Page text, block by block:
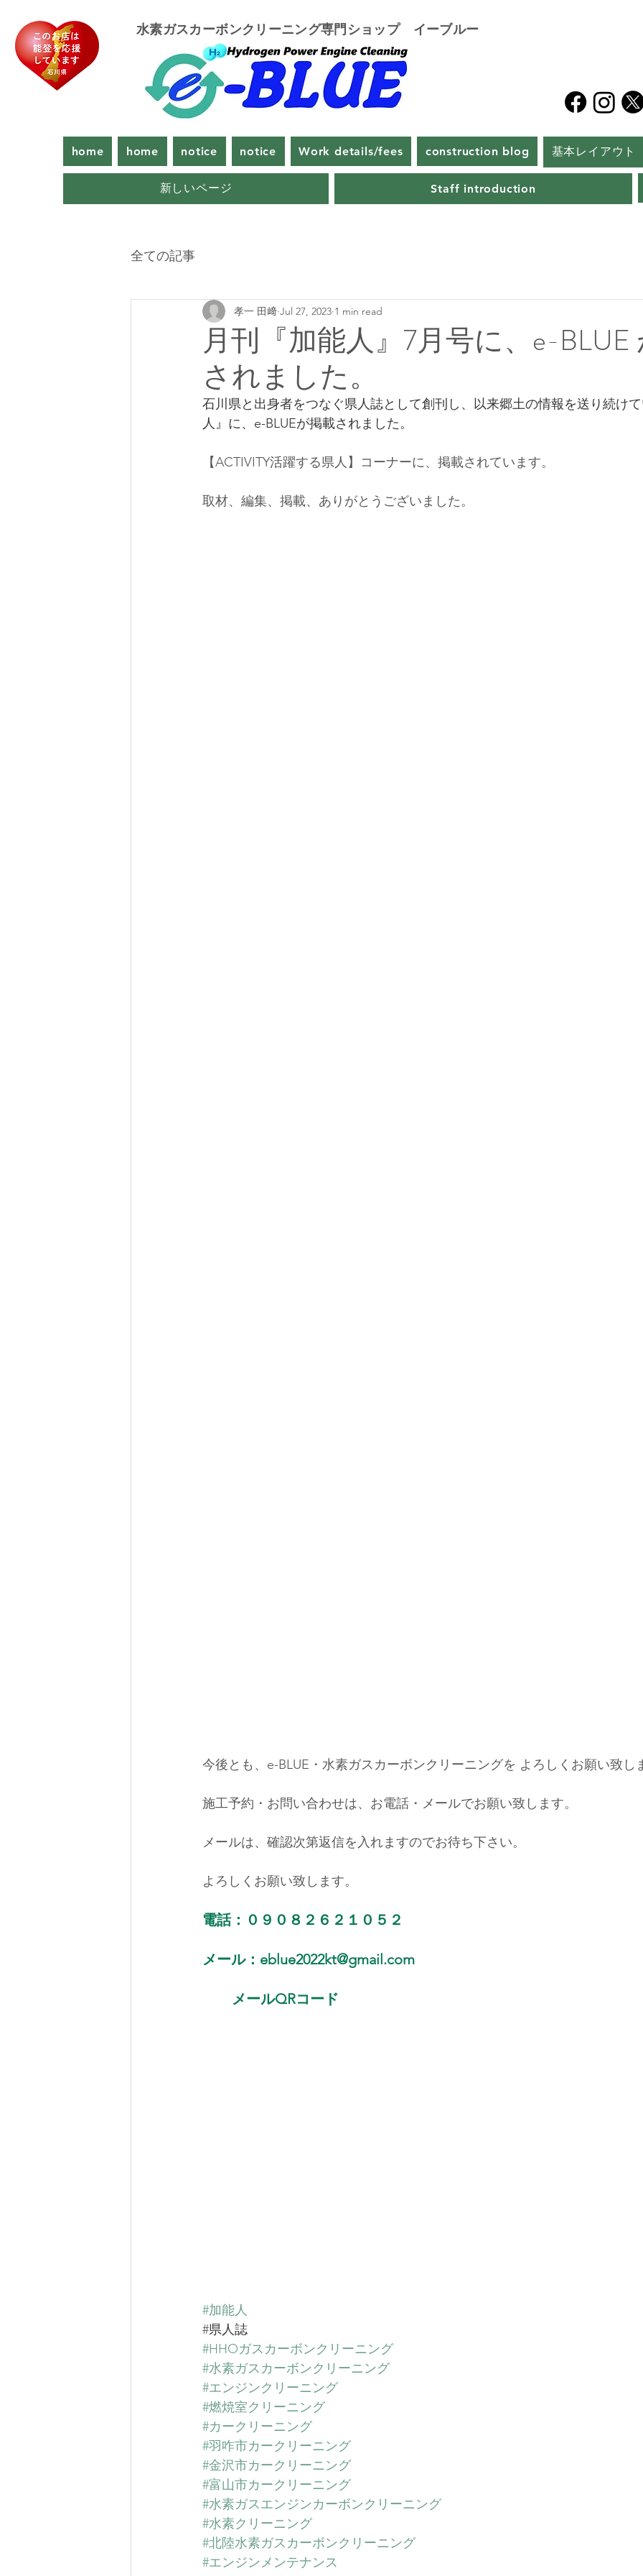
​水素ガスカーボンクリーニング専門ショップ イーブルー
home home notice notice Work details/fees construction blog 基本レイアウト
新しいページ Staff introduction
全ての記事
月刊『加能人』7月号に、e-BLUE
されました。
孝一 田﨑 Jul 27, 2023 1 min read
石川県と出身者をつなぐ県人誌として創刊し、以来郷土の情報を送り続け
人』に、e-BLUEが掲載されました。
【ACTIVITY活躍する県人】コーナーに、掲載されています。
取材、編集、掲載、ありがとうございました。
今後とも、e-BLUE・水素ガスカーボンクリーニングを よろしくお願い致し
施工予約・お問い合わせは、お電話・メールでお願い致します。
メールは、確認次第返信を入れますのでお待ち下さい。
よろしくお願い致します。
電話：０９０８２６２１０５２
メール：eblue2022kt@gmail.com
メールQRコード
#加能人
#県人誌
#HHOガスカーボンクリーニング
#水素ガスカーボンクリーニング
#エンジンクリーニング
#燃焼室クリーニング
#カークリーニング
#羽咋市カークリーニング
#金沢市カークリーニング
#富山市カークリーニング
#水素ガスエンジンカーボンクリーニング
#水素クリーニング
#北陸水素ガスカーボンクリーニング
#エンジンメンテナンス